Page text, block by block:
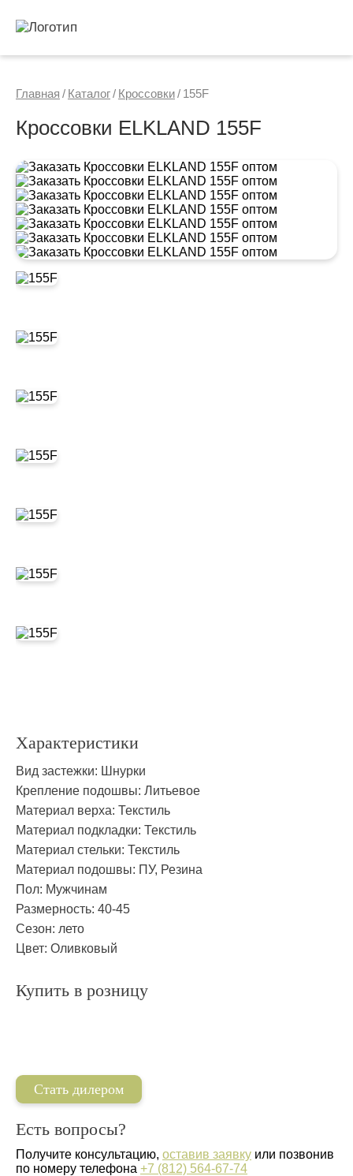
Главная / Каталог/ Кроссовки/ 155F
Кроссовки ELKLAND 155F
Характеристики
Вид застежки: Шнурки
Крепление подошвы: Литьевое
Материал верха: Текстиль
Материал подкладки: Текстиль
Материал стельки: Текстиль
Материал подошвы: ПУ, Резина
Пол: Мужчинам
Размерность: 40-45
Сезон: лето
Цвет: Оливковый
Купить в розницу
Стать дилером
Есть вопросы?
Получите консультацию, оставив заявку или позвонив
по номеру телефона +7 (812) 564-67-74